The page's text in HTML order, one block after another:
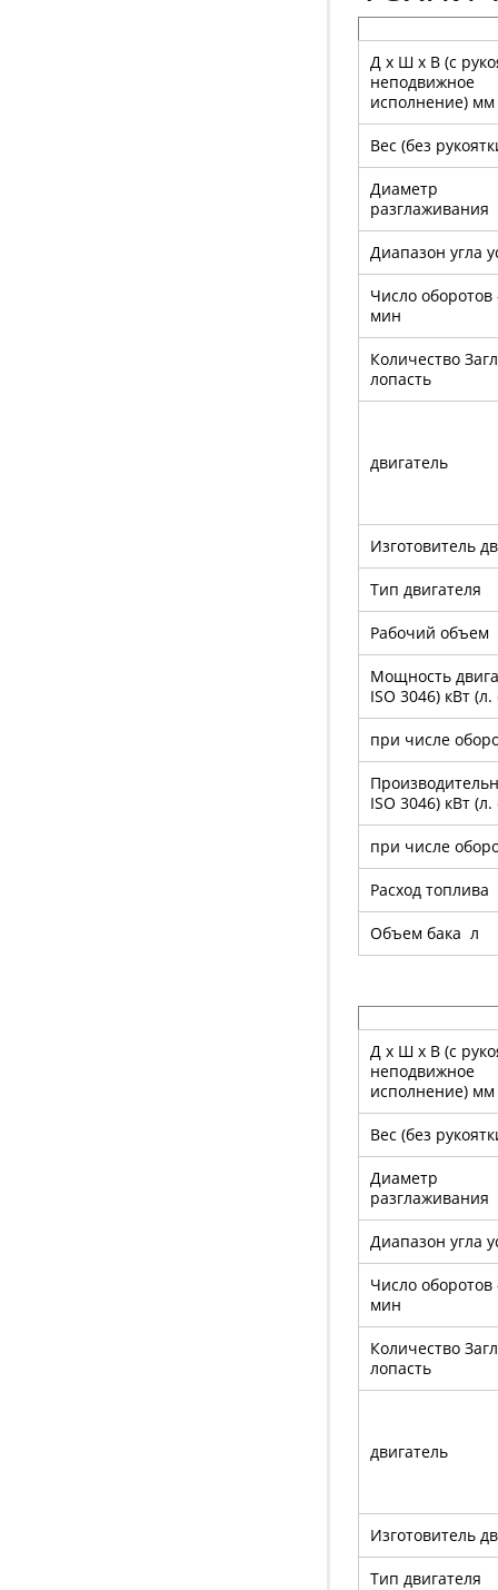
Д x Ш x В (с
неподвижное
исполнение) мм
Вес (без
Диаметр
Диапазон угла
Число
мин
Количество
лопасть
двигатель
Изготовитель
Тип двигателя
Рабочий объем
Мощность
ISO 3046) кВт (л.
при числе
ISO 3046) кВт (л.
при числе
Расход
Объем бака л
Д x Ш x В (с
неподвижное
исполнение) мм
Вес (без
Диаметр
Диапазон угла
Число
мин
Количество
лопасть
двигатель
Изготовитель
Тип двигателя